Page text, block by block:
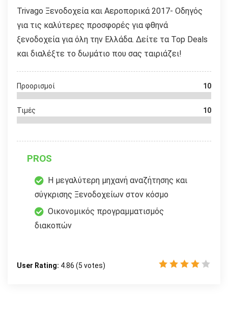
Trivago Ξενοδοχεία και Αεροπορικά 2017- Οδηγός
για τις καλύτερες προσφορές για φθηνά
ξενοδοχεία για όλη την Ελλάδα. Δείτε τα Top Deals
και διαλέξτε το δωμάτιο που σας ταιριάζει!
Προορισμοί 10
Τιμές 10
PROS
Η μεγαλύτερη μηχανή αναζήτησης και
σύγκρισης Ξενοδοχείων στον κόσμο
Οικονομικός προγραμματισμός
διακοπών
User Rating: 4.86 (5 votes)